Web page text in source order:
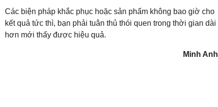
Các biện pháp khắc phục hoặc sản phẩm không bao giờ cho
kết quả tức thì, bạn phải tuân thủ thói quen trong thời gian dài
hơn mới thấy được hiệu quả.
Minh Anh